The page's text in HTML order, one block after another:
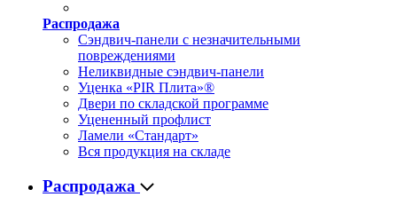
Распродажа
Сэндвич-панели с незначительными
повреждениями
Неликвидные сэндвич-панели
Уценка «PIR Плита»®
Двери по складской программе
Уцененный профлист
Ламели «Стандарт»
Вся продукция на складе
Распродажа